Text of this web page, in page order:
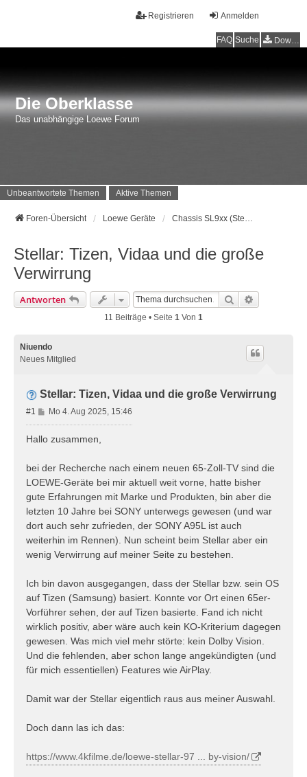
Anmelden
Registrieren
FAQ Suche Downloads
Die Oberklasse
Das unabhängige Loewe Forum
Unbeantwortete Themen Aktive Themen
Foren-Übersicht Loewe Geräte Chassis SL9xx (Stellar) Baujahr 2024 - …
Stellar: Tizen, Vidaa und die große
Verwirrung
Antworten Suche
11 Beiträge • Seite 1 Von 1
Niuendo
Neues Mitglied
Stellar: Tizen, Vidaa und die große Verwirrung
#1
B
e
a
g
Mo 4. Aug 2025, 15:46
Hallo zusammen,
bei der Recherche nach einem neuen 65-Zoll-TV sind die
LOEWE-Geräte bei mir aktuell weit vorne, hatte bisher
gute Erfahrungen mit Marke und Produkten, bin aber die
letzten 10 Jahre bei SONY unterwegs gewesen (und war
dort auch sehr zufrieden, der SONY A95L ist auch
weiterhin im Rennen). Nun scheint beim Stellar aber ein
wenig Verwirrung auf meiner Seite zu bestehen.
Ich bin davon ausgegangen, dass der Stellar bzw. sein OS
auf Tizen (Samsung) basiert. Konnte vor Ort einen 65er-
Vorführer sehen, der auf Tizen basierte. Fand ich nicht
wirklich positiv, aber wäre auch kein KO-Kriterium dagegen
gewesen. Was mich viel mehr störte: kein Dolby Vision.
Und die fehlenden, aber schon lange angekündigten (und
für mich essentiellen) Features wie AirPlay.
Damit war der Stellar eigentlich raus aus meiner Auswahl.
Doch dann las ich das:
https://www.4kfilme.de/loewe-stellar-97 ... by-vision/